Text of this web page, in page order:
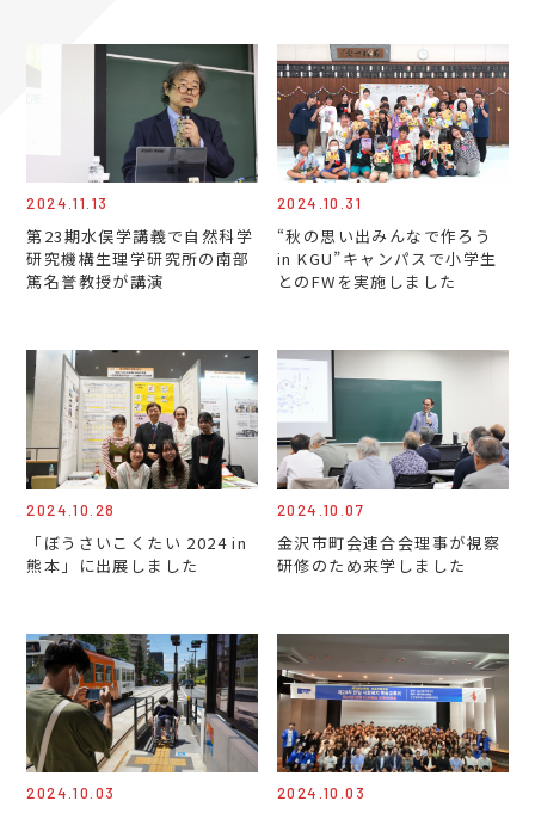
2024.11.13
第23期水俣学講義で自然科学
研究機構生理学研究所の南部
篤名誉教授が講演
2024.10.31
“秋の思い出みんなで作ろう
in KGU”キャンパスで小学生
とのFWを実施しました
2024.10.28
「ぼうさいこくたい 2024 in
熊本」に出展しました
2024.10.07
金沢市町会連合会理事が視察
研修のため来学しました
2024.10.03 2024.10.03